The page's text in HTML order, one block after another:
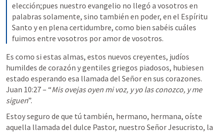
elección;pues nuestro evangelio no llegó a vosotros en
palabras solamente, sino también en poder, en el Espíritu
Santo y en plena certidumbre, como bien sabéis cuáles
fuimos entre vosotros por amor de vosotros.
Es como si estas almas, estos nuevos creyentes, judíos
humildes de corazón y gentiles griegos piadosos, hubiesen
Juan 10:27 – “Mis ovejas oyen mi voz, y yo las conozco, y me
siguen”.
Estoy seguro de que tú también, hermano, hermana, oíste
aquella llamada del dulce Pastor, nuestro Señor Jesucristo, la